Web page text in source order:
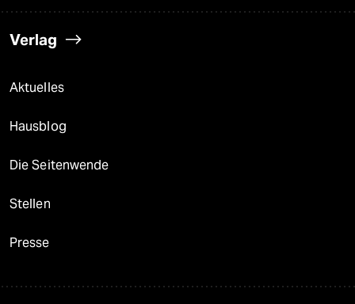
Verlag
Aktuelles
Hausblog
Die Seitenwende
Stellen
Presse